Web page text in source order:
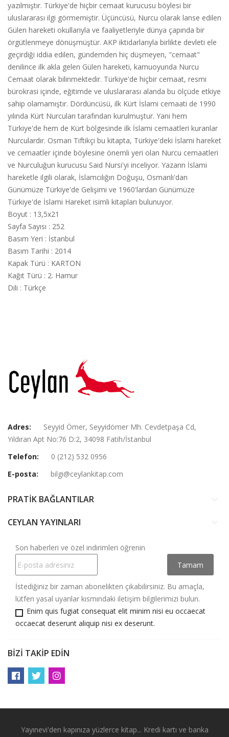
yazılmıştır. Türkiye'de hiçbir cemaat kurucusu böylesi bir
uluslararası ilgi görmemiştir. Üçüncüsü, Nurcu olarak lanse edilen
Gülen hareketi okullarıyla ve faaliyetleriyle dünya çapında bir
örgütlenmeye dönüşmüştür. AKP iktidarlarıyla birlikte devleti ele
geçirdiği iddia edilen, gündemden hiç düşmeyen, "cemaat"
denilince ilk akla gelen Gülen hareketi, kamuoyunda Nurcu
Cemaat olarak bilinmektedir. Türkiye'de hiçbir cemaat, resmi
bürokrasi içinde, eğitimde ve uluslararası alanda bu ölçüde etkiye
sahip olamamıştır. Dördüncüsü, ilk Kürt İslami cemaati de 1990
yılında Kürt Nurcuları tarafından kurulmuştur. Yani hem
Türkiye'de hem de Kürt bölgesinde ilk İslami cemaatleri kuranlar
Nurculardır. Osman Tiftikçi bu kitapta, Türkiye'deki İslami hareket
ve cemaatler içinde böylesine önemli yeri olan Nurcu cemaatleri
ve Nurculuğun kurucusu Said Nursi'yi inceliyor. Yazarın İslami
hareketle ilgili olarak, İslamcılığın Doğuşu, Osmanlı'dan
Günümüze Türkiye'de Gelişimi ve 1960'lardan Günümüze
Türkiye'de İslami Hareket isimli kitapları bulunuyor.
Boyut : 13,5x21
Sayfa Sayısı : 252
Basım Yeri : İstanbul
Basım Tarihi : 2014
Kapak Türü : KARTON
Kağıt Türü : 2. Hamur
Dili : Türkçe
Adres:
Seyyid Ömer, Seyyidömer Mh. Cevdetpaşa Cd,
Yıldıran Apt No:76 D:2, 34098 Fatih/İstanbul
Telefon:
0 (212) 532 0956
E-posta:
bilgi@ceylankitap.com
PRATİK BAĞLANTILAR
CEYLAN YAYINLARI
Son haberleri ve özel indirimleri öğrenin
İstediğiniz bir zaman abonelikten çıkabilirsiniz. Bu amaçla,
lütfen yasal uyarılar kısmındaki iletişim bilgilerimizi bulun.
Enim quis fugiat consequat elit minim nisi eu occaecat
occaecat deserunt aliquip nisi ex deserunt.
BIZI TAKIP EDIN
Yayınevi'den kapınıza yüzlerce kitap... Kredi kartı ve banka